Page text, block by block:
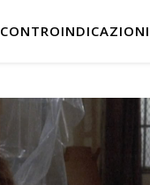
CONTROINDICAZIONI